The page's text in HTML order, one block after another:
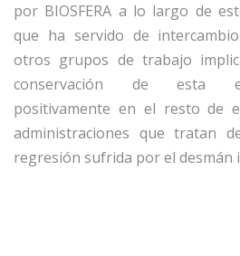
por BIOSFERA a lo largo de
que ha servido de
otros grupos de trabajo
conservación de esta
positivamente en el resto de
administraciones que tratan
regresión sufrida por el desmán